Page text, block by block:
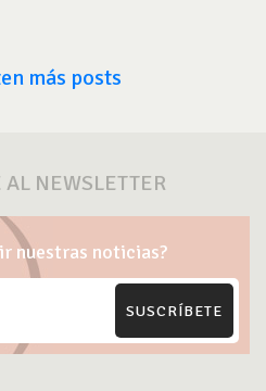
más posts
AL NEWSLETTER
nuestras noticias?
SUSCRÍBETE